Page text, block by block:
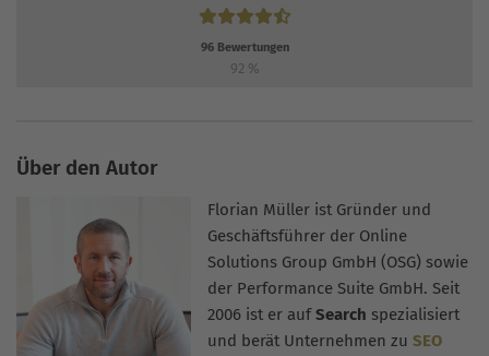
96Bewertungen
92 %
Über den Autor
Florian Müller ist Gründer und
Geschäftsführer der Online
Solutions Group GmbH (OSG) sowie
der Performance Suite GmbH. Seit
2006 ist er aufSearch spezialisiert
und berät Unternehmen zu SEO